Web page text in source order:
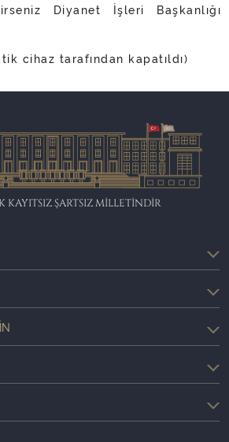
Diyanet İşleri Başkanlığı
cihaz tarafından kapatıldı)
KAYITSIZ ŞARTSIZ MİLLETİNDİR